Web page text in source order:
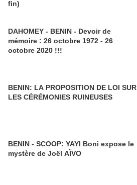
fin)
DAHOMEY - BENIN - Devoir de
mémoire : 26 octobre 1972 - 26
octobre 2020 !!!
BENIN: LA PROPOSITION DE LOI SUR
LES CÉRÉMONIES RUINEUSES
BENIN - SCOOP: YAYI Boni expose le
mystère de Joël AÏVO